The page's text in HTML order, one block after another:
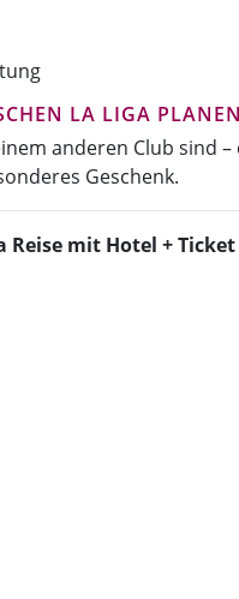
LA LIGA PLANEN
anderen Club sind
Geschenk.
mit Hotel +